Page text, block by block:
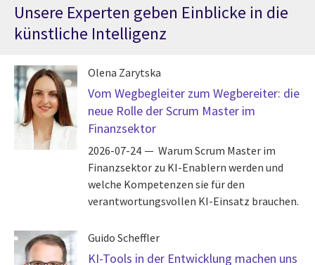
Unsere Experten geben Einblicke in die
künstliche Intelligenz
Olena Zarytska
Vom Wegbegleiter zum Wegbereiter: die
neue Rolle der Scrum Master im
Finanzsektor
2026-07-24
Warum Scrum Master im
Finanzsektor zu KI-Enablern werden und
welche Kompetenzen sie für den
verantwortungsvollen KI-Einsatz brauchen.
Guido Scheffler
KI-Tools in der Entwicklung machen uns